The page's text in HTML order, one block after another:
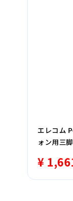
エレコム
ォン用三
¥